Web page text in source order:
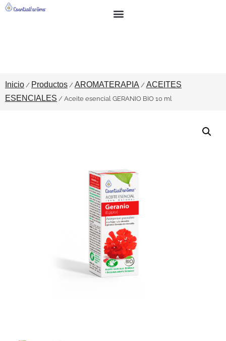
Inicio / Productos / AROMATERAPIA / ACEITES
ESENCIALES / Aceite esencial GERANIO BIO 10 ml